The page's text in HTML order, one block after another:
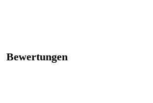
Bewertungen